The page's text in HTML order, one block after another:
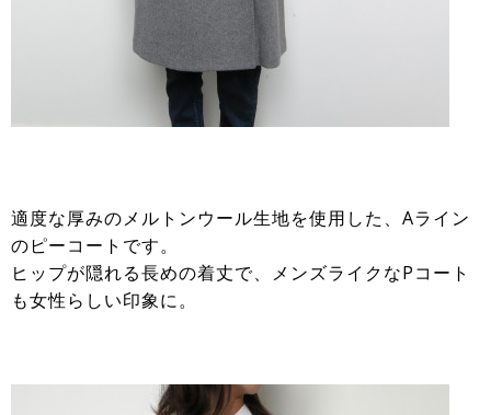
適度な厚みのメルトンウール生地を使用した、Aライン
のピーコートです。
ヒップが隠れる長めの着丈で、メンズライクなPコート
も女性らしい印象に。